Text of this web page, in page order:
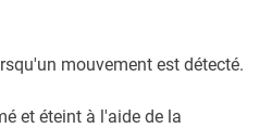
mouvement est détecté.
et éteint à l'aide de la